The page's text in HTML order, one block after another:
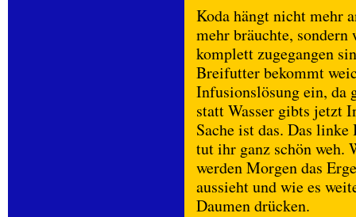
Koda hängt nicht mehr
mehr bräuchte, sondern
komplett zugegangen
Breifutter bekommt
Infusionslösung ein, da
statt Wasser gibts jetzt
Sache ist das. Das
tut ihr ganz schön weh.
werden Morgen das
aussieht und wie es
Daumen drücken.